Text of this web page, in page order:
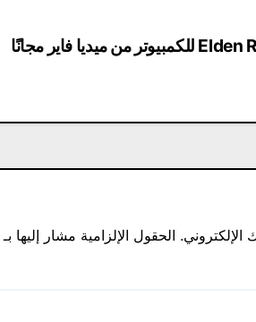
الحقول الإلزامية مشار إليها بـ